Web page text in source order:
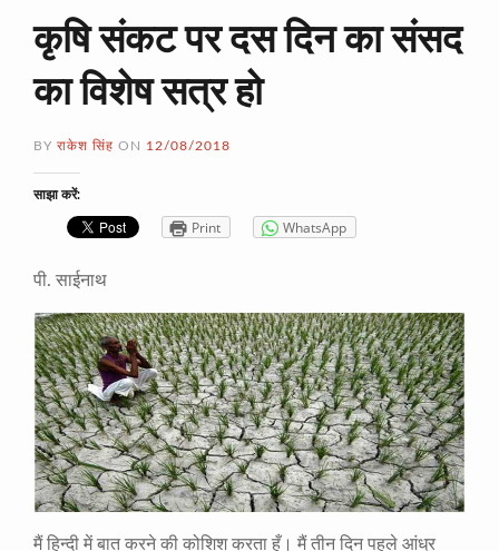
कृषि संकट पर दस दिन का संसद
का विशेष सत्र हो
BY राकेश सिंह ON 12/08/2018
साझा करें:
Print WhatsApp
पी. साईनाथ
मैं हिन्दी में बात करने की कोशिश करता हूँ। मैं तीन दिन पहले आंध्र